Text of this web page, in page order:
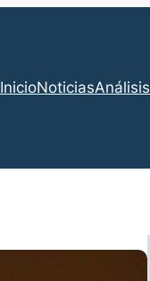
InicioNoticiasAnálisis